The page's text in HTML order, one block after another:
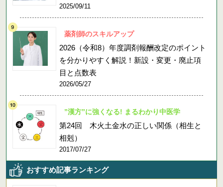
2025/09/11
薬剤師のスキルアップ
2026（令和8）年度調剤報酬改定のポイント
を分かりやすく解説！新設・変更・廃止項
目と点数表
2026/05/27
”漢方”に強くなる! まるわかり中医学
第24回 木火土金水の正しい関係（相生と
相剋）
2017/07/27
おすすめ記事ランキング